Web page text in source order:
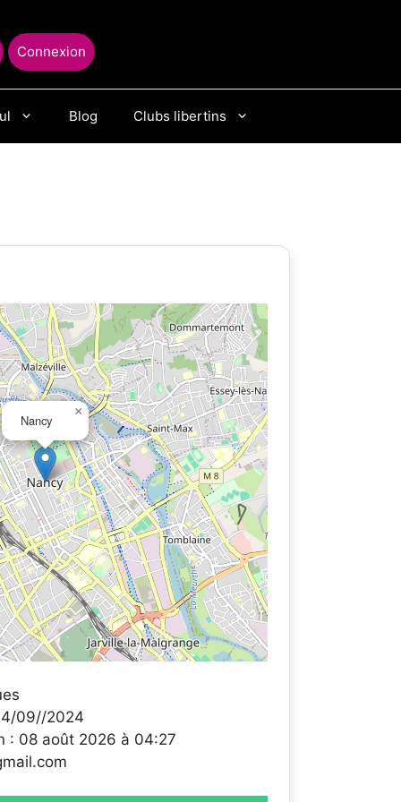
Connexion
Blog Clubs libertins
Nancy
×
09//2024
: 08 août 2026 à 04:27